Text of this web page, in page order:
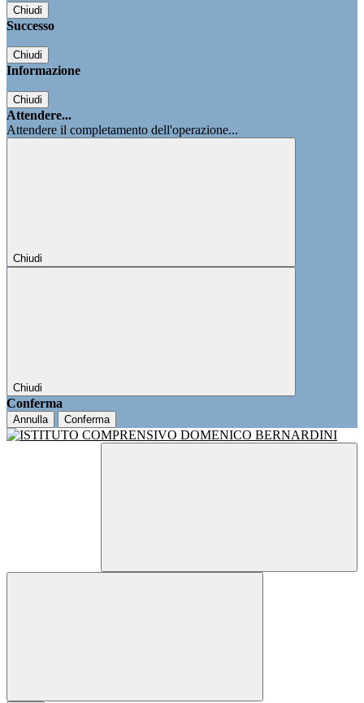
Chiudi
Successo
Chiudi
Informazione
Chiudi
Attendere...
Attendere il completamento dell'operazione...
Chiudi
Chiudi
Conferma
Annulla Conferma